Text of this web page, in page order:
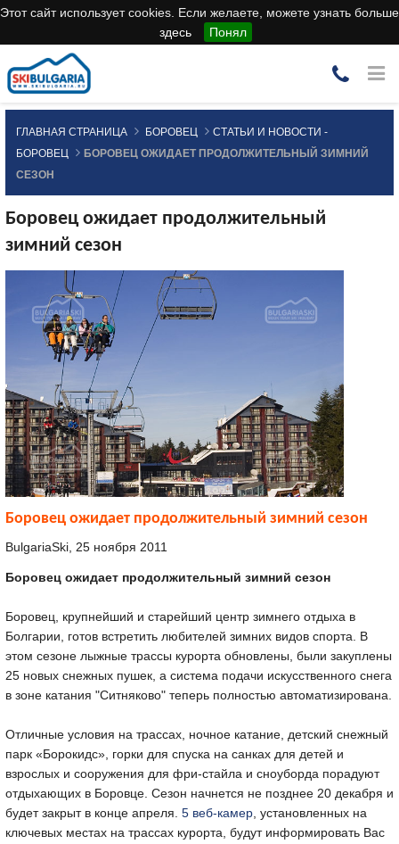
Этот сайт использует cookies. Если желаете, можете узнать больше
здесь
Понял
ГЛАВНАЯ СТРАНИЦА БОРОВЕЦ
СТАТЬИ И НОВОСТИ -
БОРОВЕЦ
БОРОВЕЦ ОЖИДАЕТ ПРОДОЛЖИТЕЛЬНЫЙ ЗИМНИЙ
СЕЗОН
Боровец ожидает продолжительный
зимний сезон
Боровец ожидает продолжительный зимний сезон
BulgariaSki, 25 ноября 2011
Боровец ожидает продолжительный зимний сезон
Боровец, крупнейший и старейший центр зимнего отдыха в
Болгарии, готов встретить любителей зимних видов спорта. В
этом сезоне лыжные трассы курорта обновлены, были закуплены
25 новых снежных пушек, а система подачи искусственного снега
в зоне катания "Ситняково" теперь полностью автоматизирована.
Отличные условия на трассах, ночное катание, детский снежный
парк «Борокидс», горки для спуска на санках для детей и
взрослых и сооружения для фри-стайла и сноуборда порадуют
отдыхающих в Боровце. Сезон начнется не позднее 20 декабря и
будет закрыт в конце апреля. 5 веб-камер , установленных на
ключевых местах на трассах курорта, будут информировать Вас